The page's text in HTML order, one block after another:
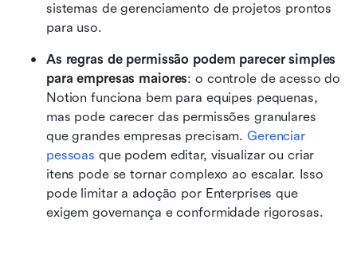
sistemas de gerenciamento de projetos prontos
para uso.
As regras de permissão podem parecer simples
para empresas maiores: o controle de acesso do
Notion funciona bem para equipes pequenas,
mas pode carecer das permissões granulares
que grandes empresas precisam. Gerenciar
pessoas que podem editar, visualizar ou criar
itens pode se tornar complexo ao escalar. Isso
pode limitar a adoção por Enterprises que
exigem governança e conformidade rigorosas.